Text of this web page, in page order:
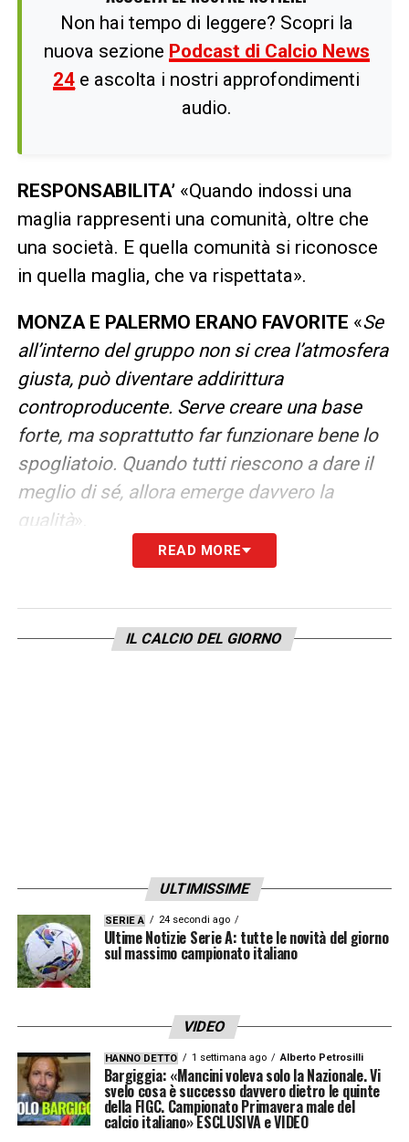
Non hai tempo di leggere? Scopri la
nuova sezione Podcast di Calcio News
24 e ascolta i nostri approfondimenti
audio.
RESPONSABILITA’«Quando indossi una
maglia rappresenti una comunità, oltre che
una società. E quella comunità si riconosce
in quella maglia, che va rispettata».
MONZA E PALERMO ERANO FAVORITE «Se
all’interno del gruppo non si crea l’atmosfera
giusta, può diventare addirittura
controproducente. Serve creare una base
forte, ma soprattutto far funzionare bene lo
spogliatoio. Quando tutti riescono a dare il
meglio di sé, allora emerge davvero la
qualità».
Ultime Notizie Serie A: tutte le novità del
CATANZARO E JUVE STABIA RICORDANO
anche per Aquilani, propone davvero un
bellissimo calcio. Ha portato dentro al
gruppo la sua mentalità, la qualità e la
fantasia che aveva già da calciatore
ALBERTO AQUILANI«Ricordo soprattutto il
rapporto che si era creato. Era un ragazzo
giovanissimo ma pieno di qualità.
Passavamo tante ore a parlare e
READ MORE
IL CALCIO DEL GIORNO
ULTIMISSIME
SERIE A 24 secondi ago
Ultime Notizie Serie A: tutte le novità del giorno
sul massimo campionato italiano
VIDEO
HANNO DETTO 1 settimana ago Alberto Petrosilli
Bargiggia: «Mancini voleva solo la Nazionale. Vi
svelo cosa è successo davvero dietro le quinte
della FIGC. Campionato Primavera male del
calcio italiano» ESCLUSIVA e VIDEO